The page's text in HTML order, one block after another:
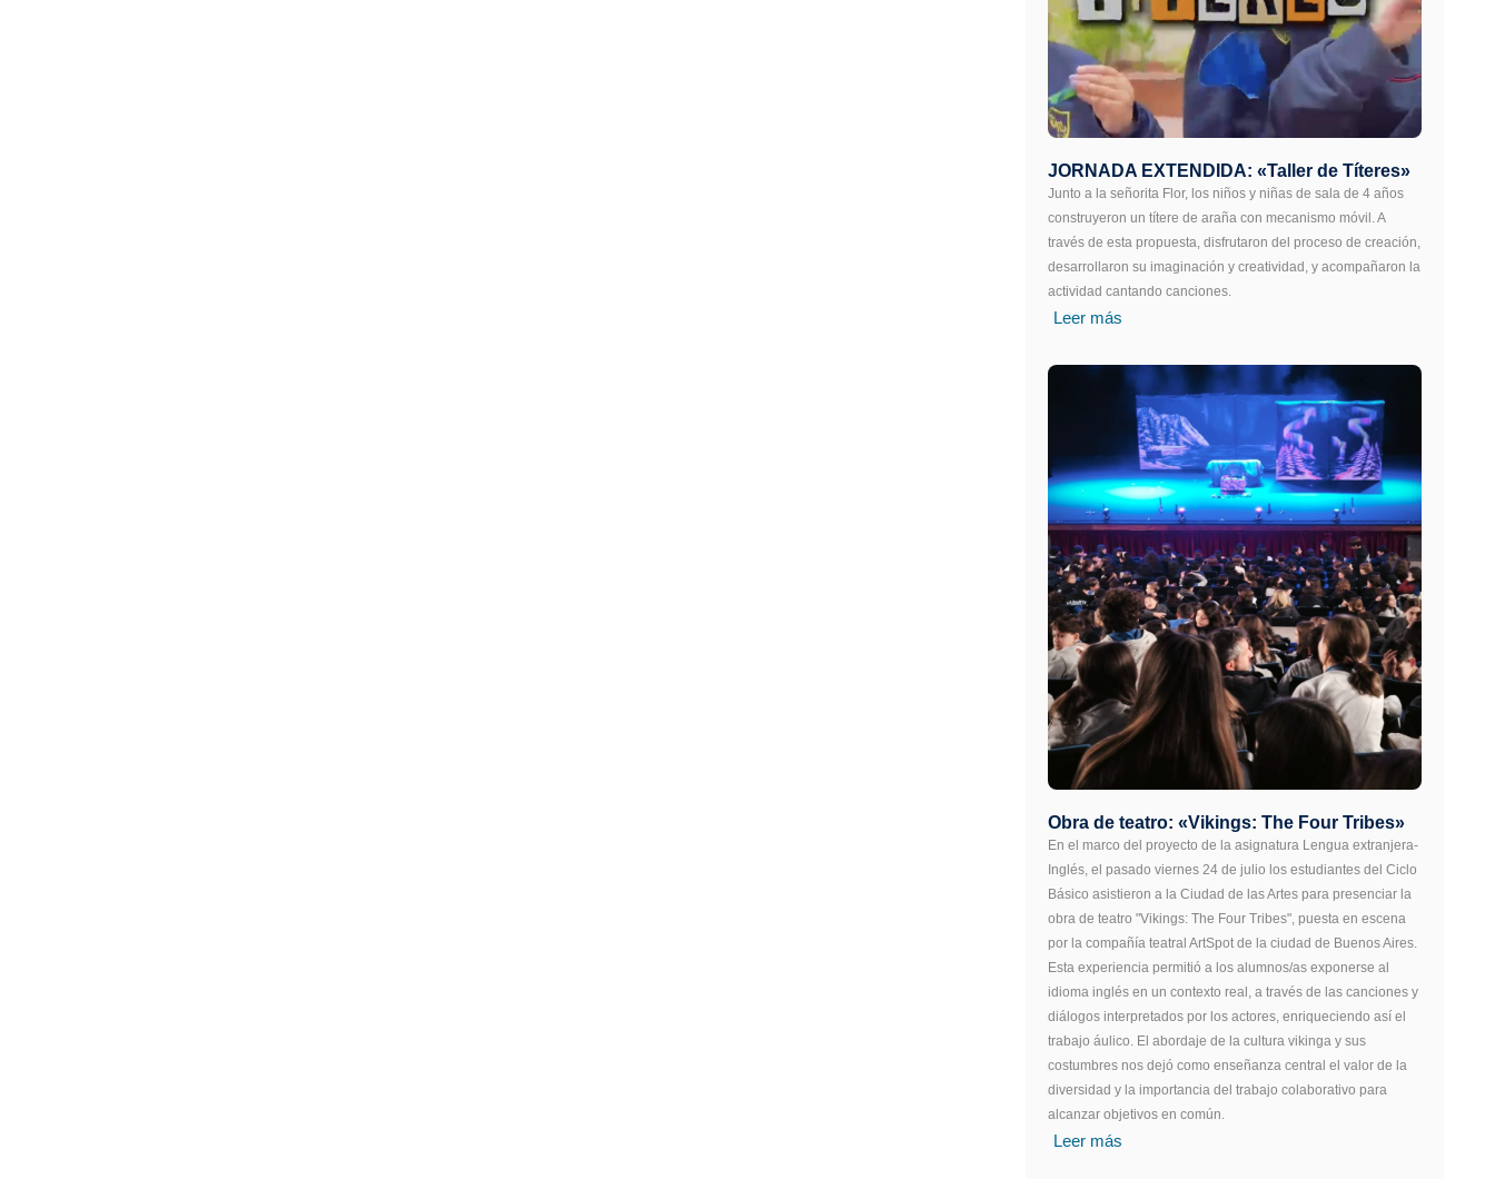
JORNADA EXTENDIDA: «Taller de Títeres»
Junto a la señorita Flor, los niños y niñas de sala de 4 años
construyeron un títere de araña con mecanismo móvil. A
través de esta propuesta, disfrutaron del proceso de creación,
desarrollaron su imaginación y creatividad, y acompañaron la
actividad cantando canciones.
Leer más
Obra de teatro: «Vikings: The Four Tribes»
En el marco del proyecto de la asignatura Lengua extranjera-
Inglés, el pasado viernes 24 de julio los estudiantes del Ciclo
Básico asistieron a la Ciudad de las Artes para presenciar la
obra de teatro "Vikings: The Four Tribes", puesta en escena
por la compañía teatral ArtSpot de la ciudad de Buenos Aires.
Esta experiencia permitió a los alumnos/as exponerse al
idioma inglés en un contexto real, a través de las canciones y
diálogos interpretados por los actores, enriqueciendo así el
trabajo áulico. El abordaje de la cultura vikinga y sus
costumbres nos dejó como enseñanza central el valor de la
diversidad y la importancia del trabajo colaborativo para
alcanzar objetivos en común.
Leer más